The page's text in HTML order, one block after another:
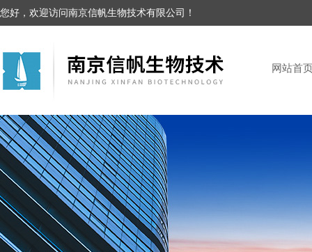
您好，欢迎访问南京信帆生物技术有限公司！
网站首